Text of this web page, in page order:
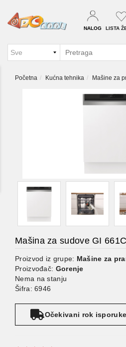
NALOG LISTA
Početna Kućna tehnika Mašine za
Mašina za sudove GI
Proizvod iz grupe: Mašine za
Proizvođač: Gorenje
Nema na stanju
Šifra: 6946
Očekivani rok